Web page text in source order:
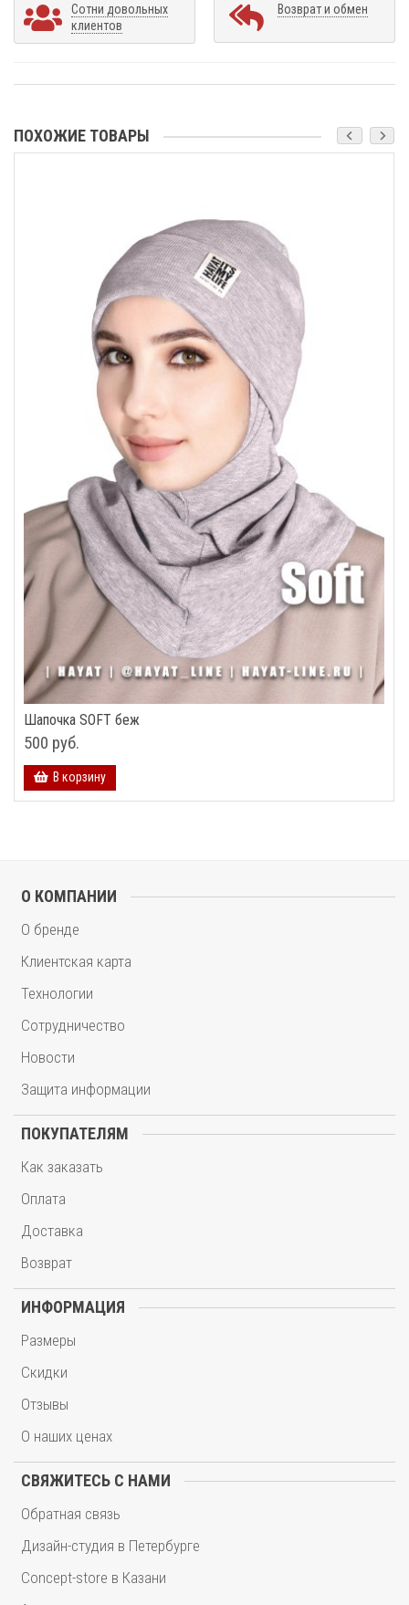
Сотни довольных
клиентов
Возврат и обмен
ПОХОЖИЕ ТОВАРЫ
Шапочка SOFT беж
500 руб.
В корзину
О КОМПАНИИ
О бренде
Клиентская карта
Технологии
Сотрудничество
Новости
Защита информации
ПОКУПАТЕЛЯМ
Как заказать
Оплата
Доставка
Возврат
ИНФОРМАЦИЯ
Размеры
Скидки
Отзывы
О наших ценах
СВЯЖИТЕСЬ С НАМИ
Обратная связь
Дизайн-студия в Петербурге
Concept-store в Казани